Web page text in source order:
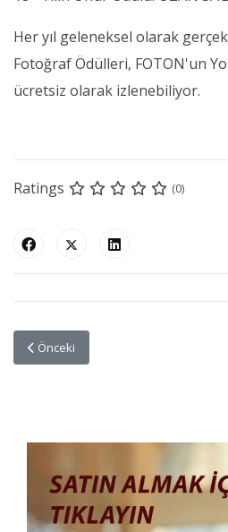
Her yıl geleneksel olarak
Fotoğraf Ödülleri, FOTON'un
ücretsiz olarak izlenebiliyor.
Ratings (0)
Önceki makale: GezginFoto'nun 41.
Önceki